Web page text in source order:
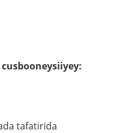
:
tafatirida